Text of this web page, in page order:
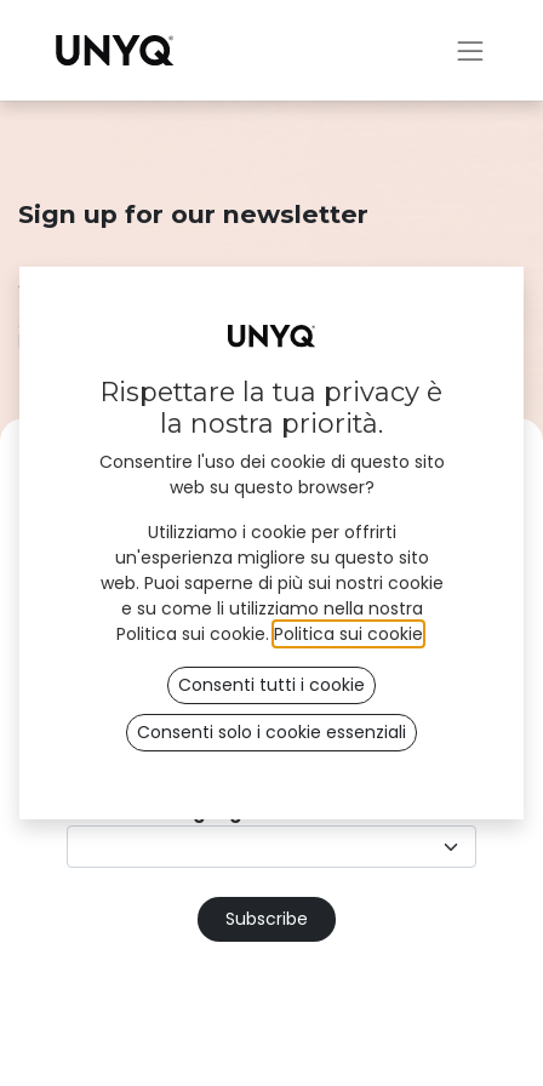
Sign up for our newsletter
We innovate, appear, listen and share. Let’s keep in touch!
Subscribe to our emails and don’t miss our news, product
launches and #unyqer stories!
Professional (B2B)
User (B2C)
Country*
Subscribe
Rispettare la tua privacy è
la nostra priorità.
Consentire l'uso dei cookie di questo sito
web su questo browser?
Utilizziamo i cookie per offrirti
un'esperienza migliore su questo sito
web. Puoi saperne di più sui nostri cookie
e su come li utilizziamo nella nostra
Politica sui cookie. Politica sui cookie
Consenti tutti i cookie
Consenti solo i cookie essenziali